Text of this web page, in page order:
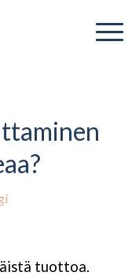
tuottoa.